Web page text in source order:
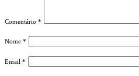
Comentário *
Nome *
Email *